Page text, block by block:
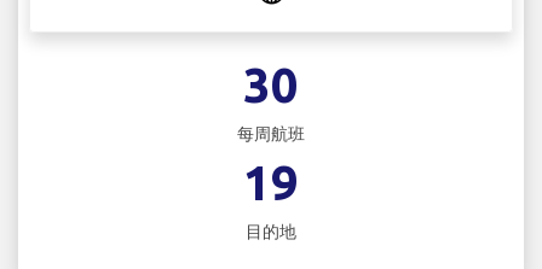
30
每周航班
19
目的地